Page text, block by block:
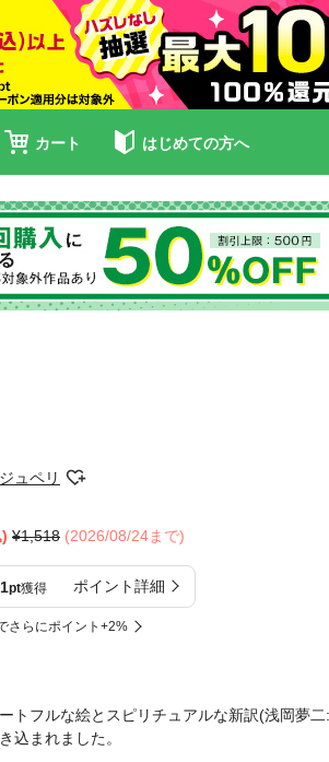
カート はじめての方へ
ュペリ
1,518 (2026/08/24まで)
1pt獲得 ポイント詳細
さらにポイント+2%
トフルな絵とスピリチュアルな新訳(浅岡夢
込まれました。